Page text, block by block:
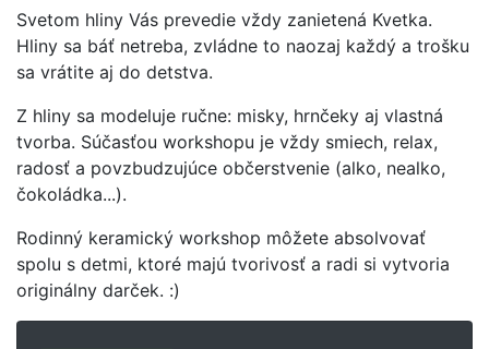
Svetom hliny Vás prevedie vždy zanietená Kvetka.
Hliny sa báť netreba, zvládne to naozaj každý a trošku
sa vrátite aj do detstva.
Z hliny sa modeluje ručne: misky, hrnčeky aj vlastná
tvorba. Súčasťou workshopu je vždy smiech, relax,
radosť a povzbudzujúce občerstvenie (alko, nealko,
čokoládka...).
Rodinný keramický workshop môžete absolvovať
spolu s detmi, ktoré majú tvorivosť a radi si vytvoria
originálny darček. :)